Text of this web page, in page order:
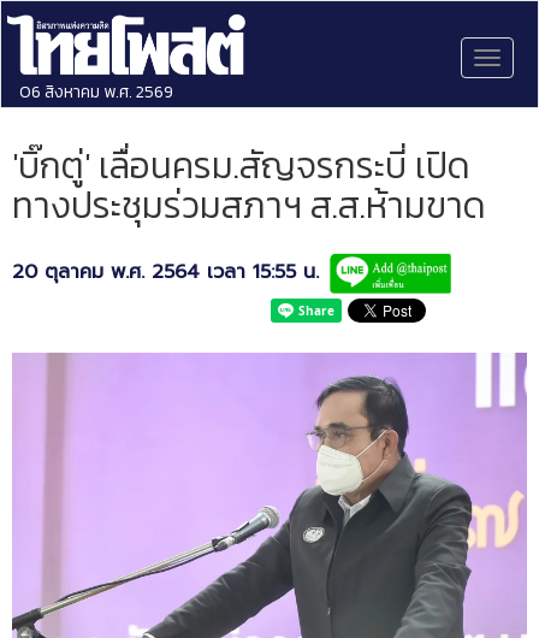
06 สิงหาคม พ.ศ. 2569
'บิ๊กตู่' เลื่อนครม.สัญจรกระบี่ เปิด
ทางประชุมร่วมสภาฯ ส.ส.ห้ามขาด
20 ตุลาคม พ.ศ. 2564 เวลา 15:55 น.